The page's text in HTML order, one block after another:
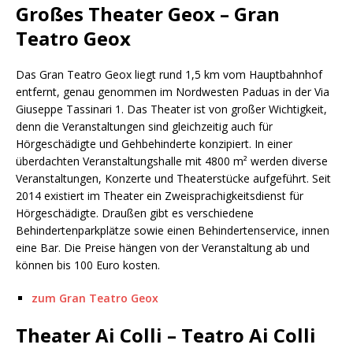
Großes Theater Geox – Gran
Teatro Geox
Das Gran Teatro Geox liegt rund 1,5 km vom Hauptbahnhof
entfernt, genau genommen im Nordwesten Paduas in der Via
Giuseppe Tassinari 1. Das Theater ist von großer Wichtigkeit,
denn die Veranstaltungen sind gleichzeitig auch für
Hörgeschädigte und Gehbehinderte konzipiert. In einer
überdachten Veranstaltungshalle mit 4800 m² werden diverse
Veranstaltungen, Konzerte und Theaterstücke aufgeführt. Seit
2014 existiert im Theater ein Zweisprachigkeitsdienst für
Hörgeschädigte. Draußen gibt es verschiedene
Behindertenparkplätze sowie einen Behindertenservice, innen
eine Bar. Die Preise hängen von der Veranstaltung ab und
können bis 100 Euro kosten.
zum Gran Teatro Geox
Theater Ai Colli – Teatro Ai Colli